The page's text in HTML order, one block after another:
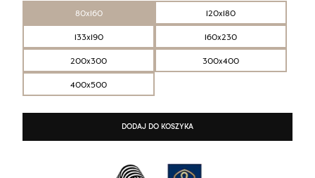
80x160
120x180
133x190
160x230
200x300
300x400
400x500
DODAJ DO KOSZYKA